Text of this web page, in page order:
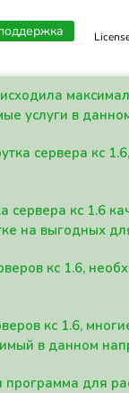
услуги в
сервера кс
кс 1.6
на выгодных
кс 1.6,
кс 1.6,
в данном
для